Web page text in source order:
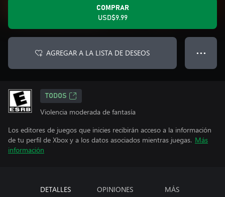
COMPRAR
USD$9.99
AGREGAR A LA LISTA DE DESEOS ● ● ●
TODOS
Violencia moderada de fantasía
Los editores de juegos que inicies recibirán acceso a la información
de tu perfil de Xbox y a los datos asociados mientras juegas. Más
información
DETALLES OPINIONES MÁS